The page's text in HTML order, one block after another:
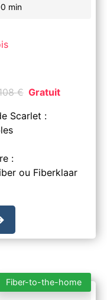
min
€ Gratuit
Scarlet :
:
ou Fiberklaar
Fiber-to-the-home